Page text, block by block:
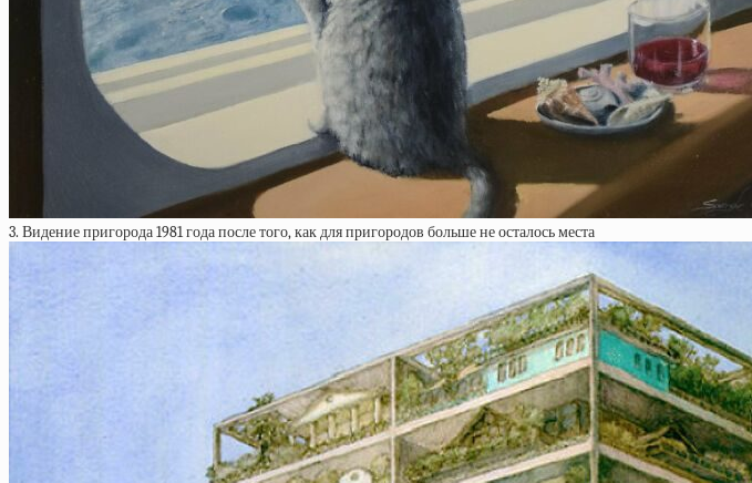
3. Видение пригорода 1981 года после того, как для пригородов больше не осталось места